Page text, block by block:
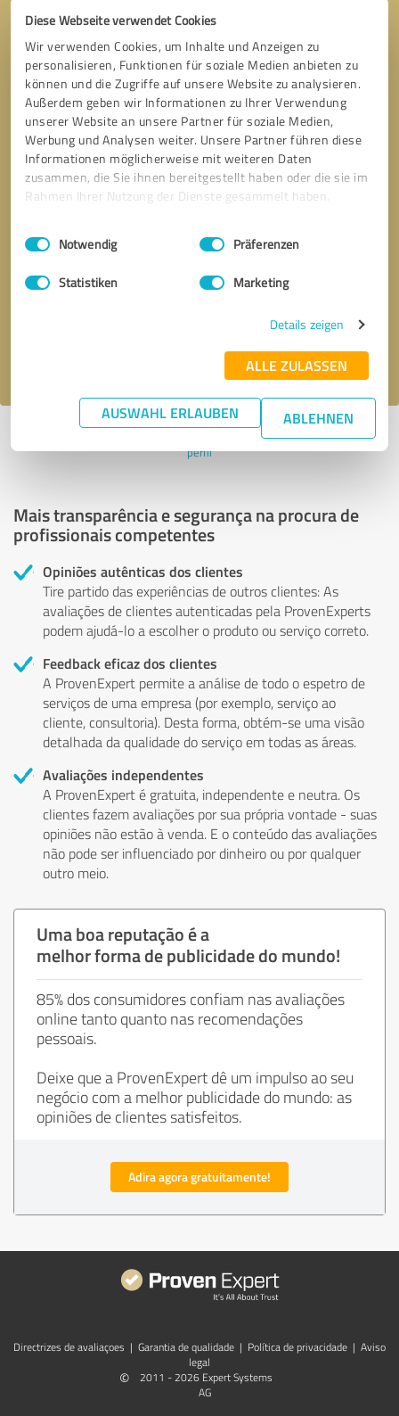
Diese Webseite verwendet Cookies
Wir verwenden Cookies, um Inhalte und Anzeigen zu
personalisieren, Funktionen für soziale Medien anbieten zu
können und die Zugriffe auf unsere Website zu analysieren.
Außerdem geben wir Informationen zu Ihrer Verwendung
unserer Website an unsere Partner für soziale Medien,
Werbung und Analysen weiter. Unsere Partner führen diese
Informationen möglicherweise mit weiteren Daten
zusammen, die Sie ihnen bereitgestellt haben oder die sie im
Rahmen Ihrer Nutzung der Dienste gesammelt haben.
Impressum Datenschutzbestimmungen
Einwilligungsauswahl
Notwendig Präferenzen
Statistiken Marketing
Details zeigen
ALLE ZULASSEN
AUSWAHL ERLAUBEN ABLEHNEN
Última atualização: 15.01.2025|Denunciar
perfil
Mais transparência e segurança na procura de
profissionais competentes
Opiniões autênticas dos clientes
Tire partido das experiências de outros clientes: As
avaliações de clientes autenticadas pela ProvenExperts
podem ajudá-lo a escolher o produto ou serviço correto.
Feedback eficaz dos clientes
A ProvenExpert permite a análise de todo o espetro de
serviços de uma empresa (por exemplo, serviço ao
cliente, consultoria). Desta forma, obtém-se uma visão
detalhada da qualidade do serviço em todas as áreas.
Avaliações independentes
A ProvenExpert é gratuita, independente e neutra. Os
clientes fazem avaliações por sua própria vontade - suas
opiniões não estão à venda. E o conteúdo das avaliações
não pode ser influenciado por dinheiro ou por qualquer
outro meio.
Uma boa reputação é a
melhor forma de publicidade do mundo!
85% dos consumidores confiam nas avaliações
online tanto quanto nas recomendações
pessoais.
Deixe que a ProvenExpert dê um impulso ao seu
negócio com a melhor publicidade do mundo: as
opiniões de clientes satisfeitos.
Adira agora gratuitamente!
Directrizes de avaliaçoes | Garantia de qualidade | Política de privacidade | Aviso
legal
©
2011 - 2026 Expert Systems
AG